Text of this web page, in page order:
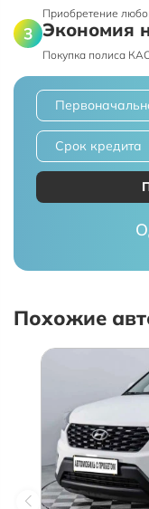
Приобретение
Экономия
Покупка полиса
Срок кредита
Похожие